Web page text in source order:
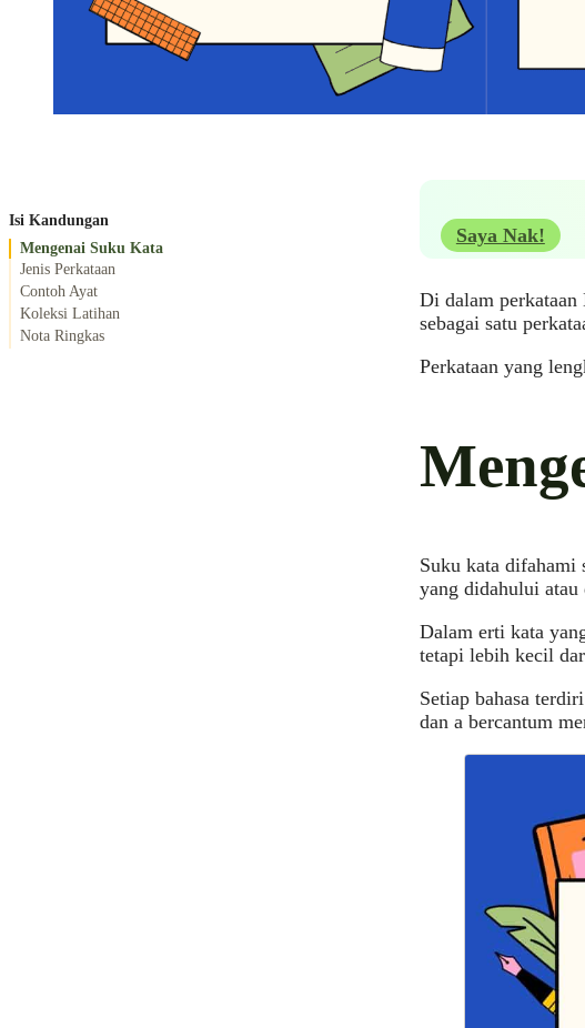
Isi Kandungan
Mengenai Suku Kata
Jenis Perkataan
Contoh Ayat
Koleksi Latihan
Nota Ringkas
Saya Nak!
Di dalam perkataan
sebagai satu
Perkataan yang
Suku kata difahami
yang didahului
Dalam erti kata
tetapi lebih kecil
Setiap bahasa
dan a bercantum